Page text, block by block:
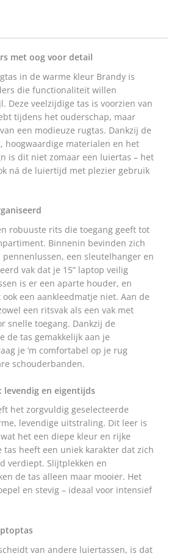
met oog voor detail
in de warme kleur Brandy is
die functionaliteit willen
Deze veelzijdige tas is voorzien van
tijdens het ouderschap, maar
een modieuze rugtas. Dankzij de
hoogwaardige materialen en het
is dit niet zomaar een luiertas – het
ná de luiertijd met plezier gebruik
robuuste rits die toegang geeft tot
Binnenin bevinden zich
pennenlussen, een sleutelhanger en
vak dat je 15” laptop veilig
is er een aparte houder, en
een aankleedmatje niet. Aan de
een ritsvak als een vak met
snelle toegang. Dankzij de
de tas gemakkelijk aan je
je ‘m comfortabel op je rug
schouderbanden.
levendig en eigentijds
het zorgvuldig geselecteerde
levendige uitstraling. Dit leer is
het een diepe kleur en rijke
tas heeft een uniek karakter dat zich
verdiept. Slijtplekken en
de tas alleen maar mooier. Het
en stevig – ideaal voor intensief
van andere luiertassen, is dat